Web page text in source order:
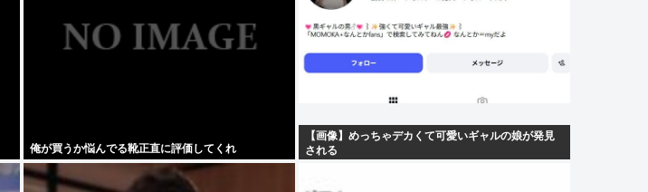
俺が買うか悩んでる靴正直に評価してくれ
【画像】めっちゃデカくて可愛いギャルの娘が発見
される